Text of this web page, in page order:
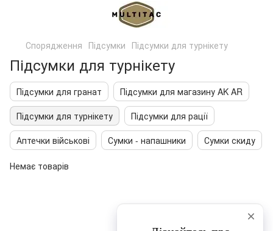
Спорядження Підсумки Підсумки для турнікету
Підсумки для турнікету
Підсумки для гранат
Підсумки для магазину AK AR
Підсумки для турнікету
Підсумки для рації
Аптечки військові
Сумки - напашники Сумки скиду
Немає товарів